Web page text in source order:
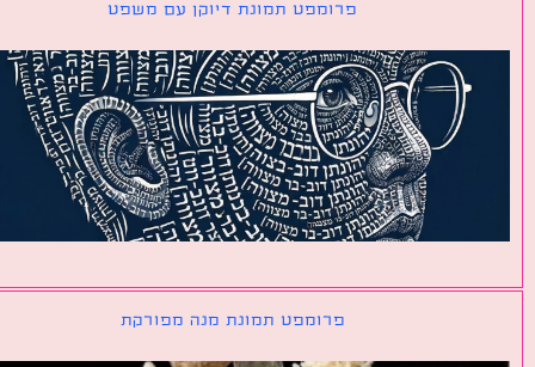
פרומפט תמונת דיוקן עם משפט
פרומפט תמונת מנה מפורקת